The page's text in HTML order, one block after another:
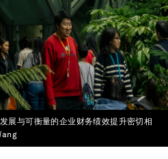
展与可衡量的企业财务绩效提升密切相